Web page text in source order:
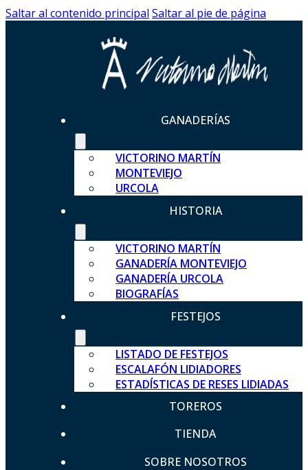
Saltar al contenido principal Saltar al pie de página
GANADERÍAS
VICTORINO MARTÍN
MONTEVIEJO
URCOLA
HISTORIA
VICTORINO MARTÍN
GANADERÍA MONTEVIEJO
GANADERÍA URCOLA
BIOGRAFÍAS
FESTEJOS
LISTADO DE FESTEJOS
ESCALAFÓN LIDIADORES
ESTADÍSTICAS DE RESES LIDIADAS
TOREROS
TIENDA
SOBRE NOSOTROS